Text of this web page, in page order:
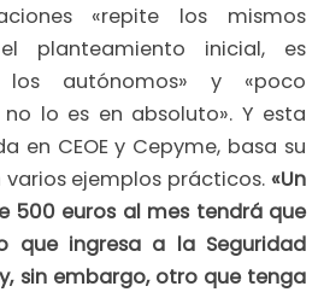
«repite los mismos
planteamiento inicial, es
los autónomos» y «poco
no lo es en absoluto». Y esta
en CEOE y Cepyme, basa su
ejemplos prácticos. «Un
500 euros al mes tendrá que
que ingresa a la Seguridad
sin embargo, otro que tenga